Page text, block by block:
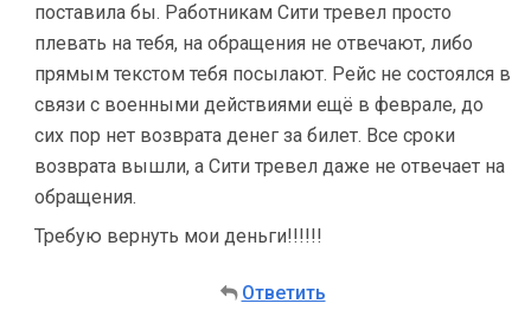
поставила бы. Работникам Сити тревел просто
плевать на тебя, на обращения не отвечают, либо
прямым текстом тебя посылают. Рейс не состоялся в
связи с военными действиями ещё в феврале, до
сих пор нет возврата денег за билет. Все сроки
возврата вышли, а Сити тревел даже не отвечает на
обращения.
Требую вернуть мои деньги!!!!!!
Ответить